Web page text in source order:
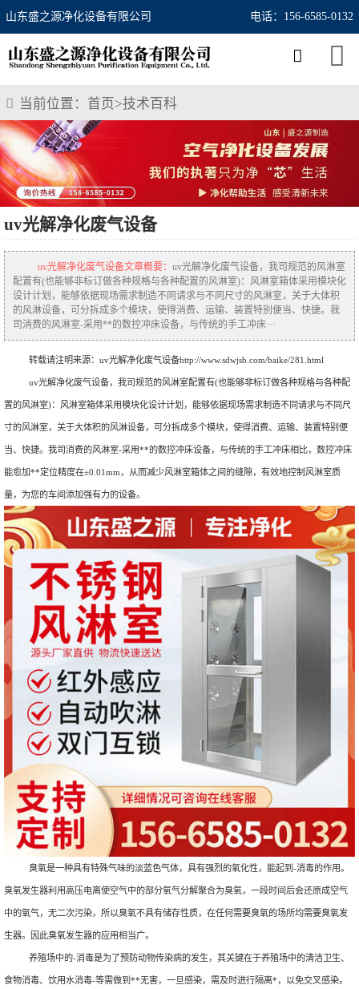
山东盛之源净化设备有限公司 电话：156-6585-0132
当前位置： 首页>技术百科
uv光解净化废气设备
uv光解净化废气设备文章概要： uv光解净化废气设备，我司规范的风淋室
配置有(也能够非标订做各种规格与各种配置的风淋室)：风淋室箱体采用模块化
设计计划，能够依据现场需求制造不同请求与不同尺寸的风淋室，关于大体积
的风淋设备，可分拆成多个模块，使得消费、运输、装置特别便当、快捷。我
司消费的风淋室-采用**的数控冲床设备，与传统的手工冲床···
转载请注明来源： uv光解净化废气设备http://www.sdwjsb.com/baike/281.html
uv光解净化废气设备，我司规范的风淋室配置有(也能够非标订做各种规格与各种配
置的风淋室)：风淋室箱体采用模块化设计计划，能够依据现场需求制造不同请求与不同尺
寸的风淋室，关于大体积的风淋设备，可分拆成多个模块，使得消费、运输、装置特别便
当、快捷。我司消费的风淋室-采用**的数控冲床设备，与传统的手工冲床相比，数控冲床
能愈加**定位精度在±0.01mm，从而减少风淋室箱体之间的缝隙，有效地控制风淋室质
量，为您的车间添加强有力的设备。
臭氧是一种具有特殊气味的淡蓝色气体，具有强烈的氧化性，能起到-消毒的作用。
臭氧发生器利用高压电离使空气中的部分氧气分解聚合为臭氧，一段时间后会还原成空气
中的氧气，无二次污染，所以臭氧不具有储存性质，在任何需要臭氧的场所均需要臭氧发
生器。因此臭氧发生器的应用相当广。
养殖场中的-消毒是为了预防动物传染病的发生，其关键在于养殖场中的清洁卫生、
食物消毒、饮用水消毒-等需做到**无害，一旦感染，需及时进行隔离*，以免交叉感染。